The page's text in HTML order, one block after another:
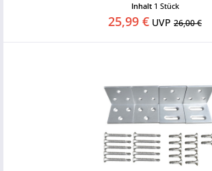
Inhalt 1 Stück
25,99 € UVP 26,00 €